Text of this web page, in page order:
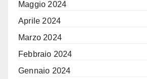
Maggio 2024
Aprile 2024
Marzo 2024
Febbraio 2024
Gennaio 2024